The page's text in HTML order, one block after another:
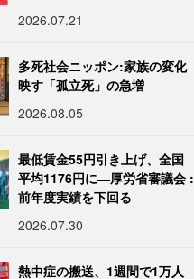
2026.07.21
多死社会ニッポン:家族の変化
映す「孤立死」の急増
2026.08.05
最低賃金55円引き上げ、全国
平均1176円に―厚労省審議会 :
前年度実績を下回る
2026.07.30
熱中症の搬送、1週間で1万人